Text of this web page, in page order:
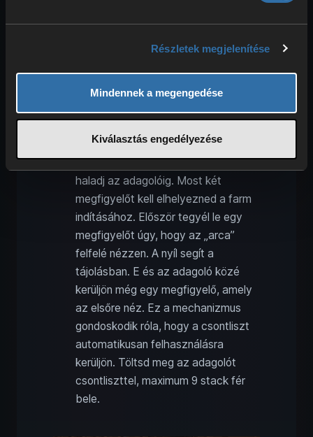
Részletek megjelenítése
Mindennek a megengedése
Kiválasztás engedélyezése
Áss le két blokknyit a farm előtt, és
haladj az adagolóig. Most két
megfigyelőt kell elhelyezned a farm
indításához. Először tegyél le egy
megfigyelőt úgy, hogy az „arca”
felfelé nézzen. A nyíl segít a
tájolásban. E és az adagoló közé
kerüljön még egy megfigyelő, amely
az elsőre néz. Ez a mechanizmus
gondoskodik róla, hogy a csontliszt
automatikusan felhasználásra
kerüljön. Töltsd meg az adagolót
csontliszttel, maximum 9 stack fér
bele.